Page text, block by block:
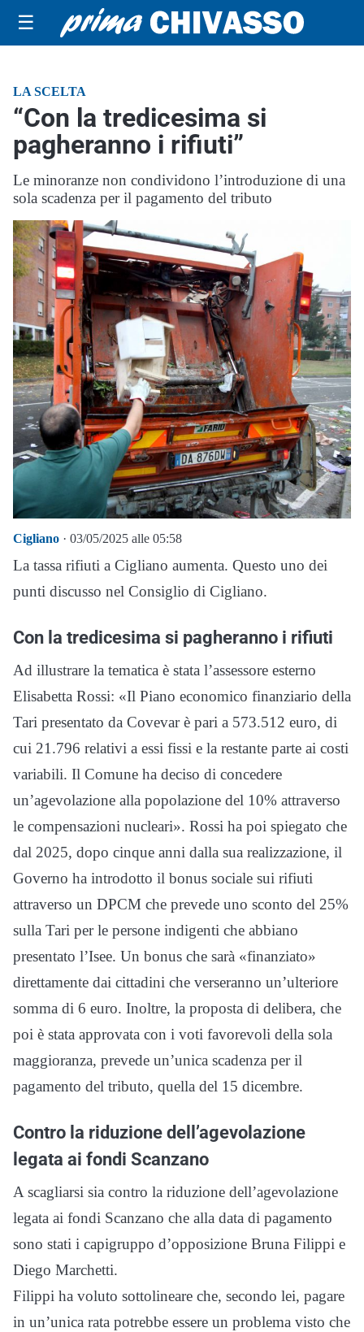
☰
LA SCELTA
“Con la tredicesima si
pagheranno i rifiuti”
Le minoranze non condividono l’introduzione di una
sola scadenza per il pagamento del tributo
Cigliano · 03/05/2025 alle 05:58
La tassa rifiuti a Cigliano aumenta. Questo uno dei
punti discusso nel Consiglio di Cigliano.
Con la tredicesima si pagheranno i rifiuti
Ad illustrare la tematica è stata l’assessore esterno
Elisabetta Rossi: «Il Piano economico finanziario della
Tari presentato da Covevar è pari a 573.512 euro, di
cui 21.796 relativi a essi fissi e la restante parte ai costi
variabili. Il Comune ha deciso di concedere
un’agevolazione alla popolazione del 10% attraverso
le compensazioni nucleari». Rossi ha poi spiegato che
dal 2025, dopo cinque anni dalla sua realizzazione, il
Governo ha introdotto il bonus sociale sui rifiuti
attraverso un DPCM che prevede uno sconto del 25%
sulla Tari per le persone indigenti che abbiano
presentato l’Isee. Un bonus che sarà «finanziato»
direttamente dai cittadini che verseranno un’ulteriore
somma di 6 euro. Inoltre, la proposta di delibera, che
poi è stata approvata con i voti favorevoli della sola
maggioranza, prevede un’unica scadenza per il
pagamento del tributo, quella del 15 dicembre.
Contro la riduzione dell’agevolazione
legata ai fondi Scanzano
A scagliarsi sia contro la riduzione dell’agevolazione
legata ai fondi Scanzano che alla data di pagamento
sono stati i capigruppo d’opposizione Bruna Filippi e
Diego Marchetti.
Filippi ha voluto sottolineare che, secondo lei, pagare
in un’unica rata potrebbe essere un problema visto che